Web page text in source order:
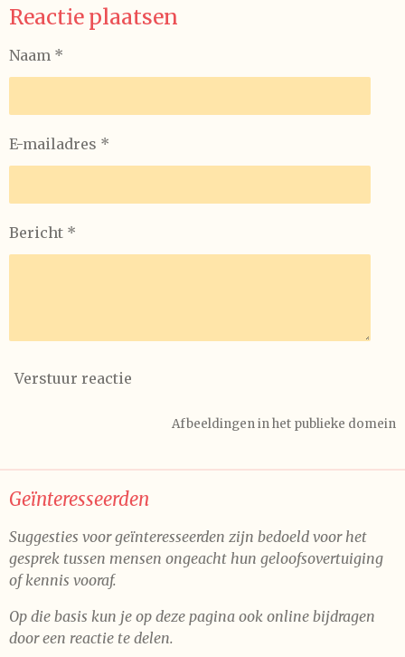
Reactie plaatsen
Naam *
E-mailadres *
Bericht *
Verstuur reactie
Afbeeldingen in het publieke domein
Geïnteresseerden
Suggesties voor geïnteresseerden zijn bedoeld voor het
gesprek tussen mensen ongeacht hun geloofsovertuiging
of kennis vooraf.
Op die basis kun je op deze pagina ook online bijdragen
door een reactie te delen.